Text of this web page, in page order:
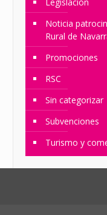
Noticia
Rural de
Promociones
RSC
Sin categorizar
Subvenciones
Turismo y